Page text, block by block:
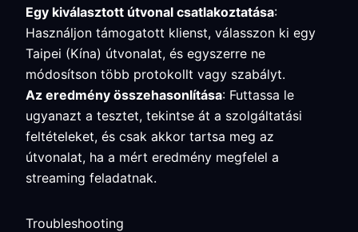
Egy kiválasztott útvonal csatlakoztatása:
Használjon támogatott klienst, válasszon ki egy
Taipei (Kína) útvonalat, és egyszerre ne
módosítson több protokollt vagy szabályt.
Az eredmény összehasonlítása: Futtassa le
ugyanazt a tesztet, tekintse át a szolgáltatási
feltételeket, és csak akkor tartsa meg az
útvonalat, ha a mért eredmény megfelel a
streaming feladatnak.
Troubleshooting